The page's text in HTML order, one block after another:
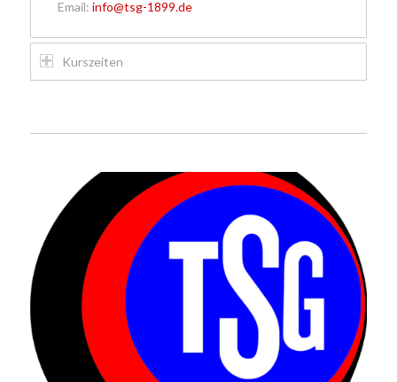
Email: info@tsg-1899.de
Kurszeiten